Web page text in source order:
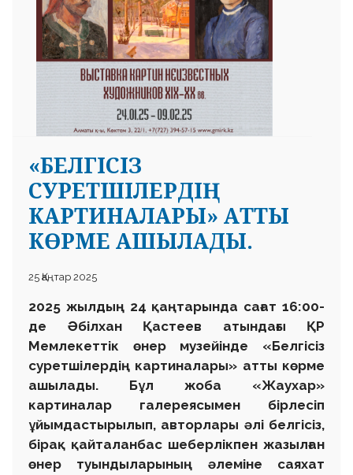
«БЕЛГІСІЗ
СУРЕТШІЛЕРДІҢ
КАРТИНАЛАРЫ» АТТЫ
КӨРМЕ АШЫЛАДЫ.
25 Қаңтар 2025
2025 жылдың 24 қаңтарында сағат 16:00-
де Әбілхан Қастеев атындағы ҚР
Мемлекеттік өнер музейінде «Белгісіз
суретшілердің картиналары» атты көрме
ашылады. Бұл жоба «Жаухар»
картиналар галереясымен бірлесіп
ұйымдастырылып, авторлары әлі белгісіз,
бірақ қайталанбас шеберлікпен жазылған
өнер туындыларының әлеміне саяхат